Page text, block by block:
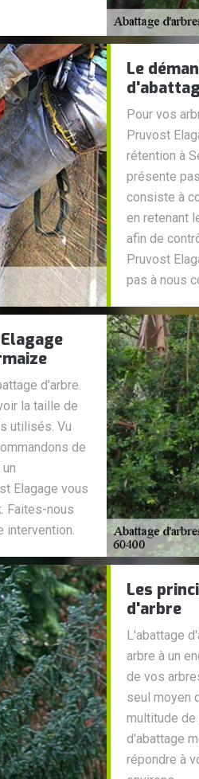
Le
Pour vos
Pruvost
rétention à
présente
consiste à
en retenant
afin de
Pruvost
pas à nous
d'arbre.
la taille de
utilisés. Vu
de
Elagage vous
Faites-nous
intervention.
Les
d'arbre
L'abattage
arbre à un
de vos
seul moyen
multitude de
d'abattage
répondre à